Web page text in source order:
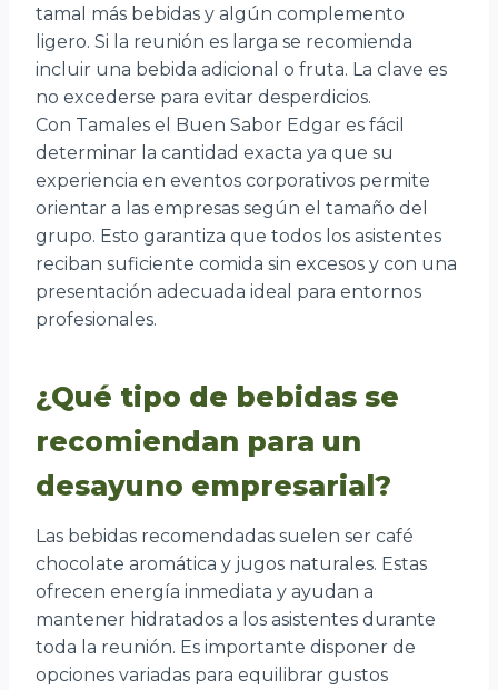
tamal más bebidas y algún complemento
ligero. Si la reunión es larga se recomienda
incluir una bebida adicional o fruta. La clave es
no excederse para evitar desperdicios.
Con Tamales el Buen Sabor Edgar es fácil
determinar la cantidad exacta ya que su
experiencia en eventos corporativos permite
orientar a las empresas según el tamaño del
grupo. Esto garantiza que todos los asistentes
reciban suficiente comida sin excesos y con una
presentación adecuada ideal para entornos
profesionales.
¿Qué tipo de bebidas se
recomiendan para un
desayuno empresarial?
Las bebidas recomendadas suelen ser café
chocolate aromática y jugos naturales. Estas
ofrecen energía inmediata y ayudan a
mantener hidratados a los asistentes durante
toda la reunión. Es importante disponer de
opciones variadas para equilibrar gustos